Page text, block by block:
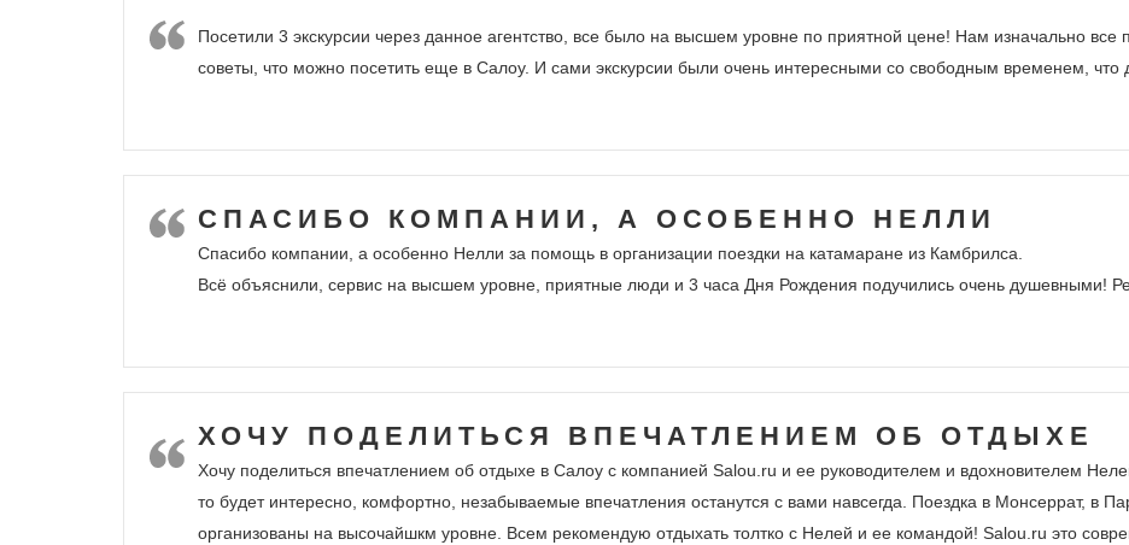
Посетили 3 экскурсии через данное агентство, все было на высшем уровне по приятной цене! Нам изначально все
советы, что можно посетить еще в Салоу. И сами экскурсии были очень интересными со свободным временем, что
СПАСИБО КОМПАНИИ, А ОСОБЕННО НЕЛЛИ
Спасибо компании, а особенно Нелли за помощь в организации поездки на катамаране из Камбрилса.
Всё объяснили, сервис на высшем уровне, приятные люди и 3 часа Дня Рождения подучились очень душевными!
ХОЧУ ПОДЕЛИТЬСЯ ВПЕЧАТЛЕНИЕМ ОБ ОТДЫХЕ
Хочу поделиться впечатлением об отдыхе в Салоу с компанией Salou.ru и ее руководителем и вдохновителем
то будет интересно, комфортно, незабываемые впечатления останутся с вами навсегда. Поездка в Монсеррат, в
организованы на высочайшкм уровне. Всем рекомендую отдыхать толтко с Нелей и ее командой! Salou.ru это